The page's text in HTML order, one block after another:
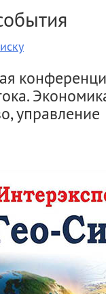
исследований
Гранты
Научные школы
Экспедиции
управление